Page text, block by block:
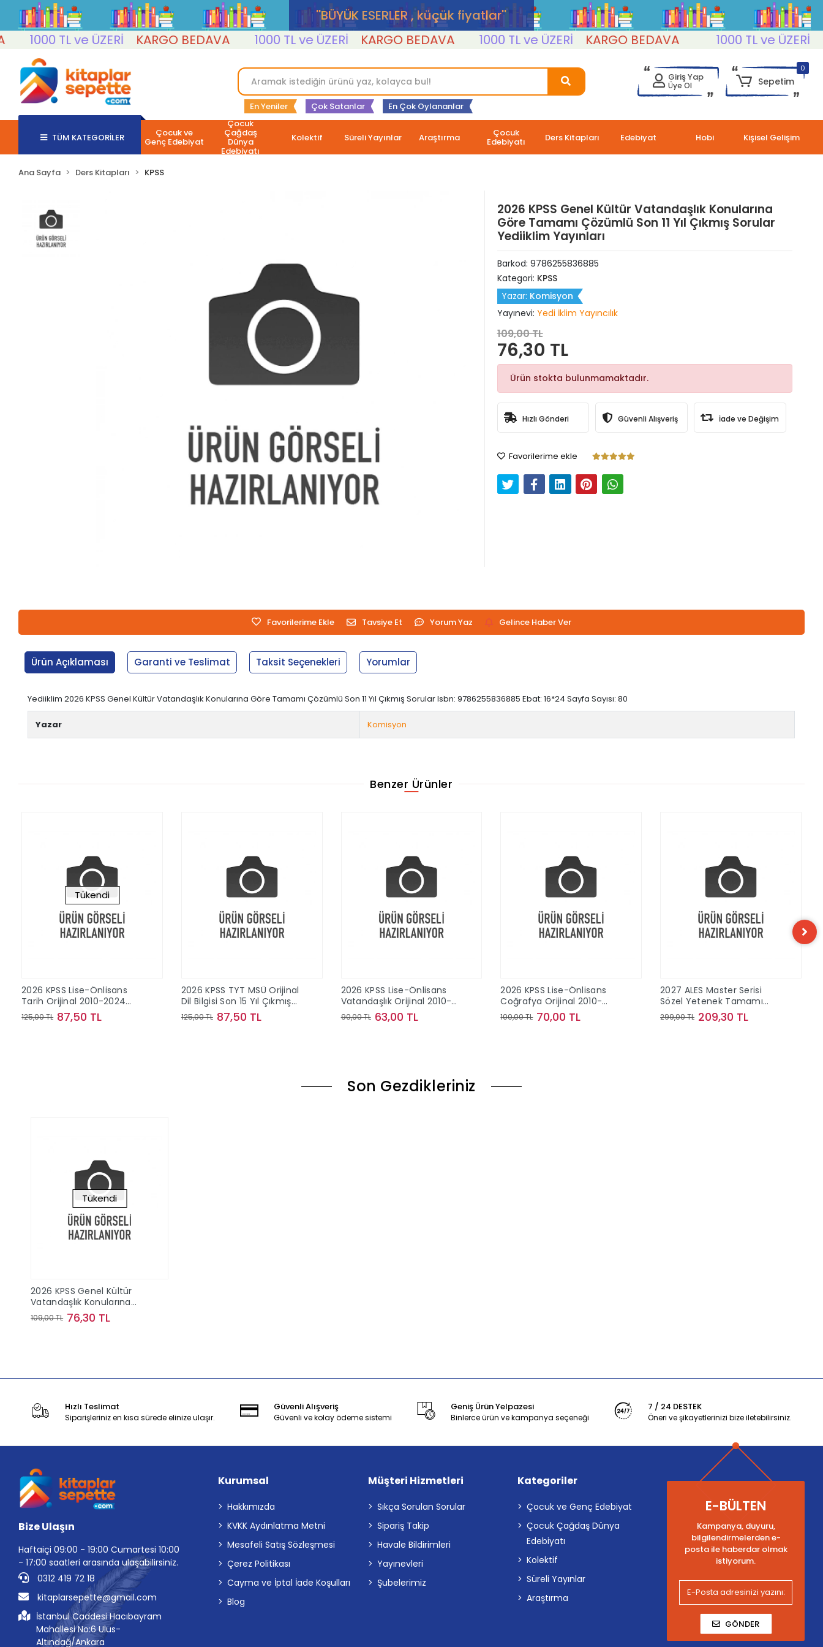
''BÜYÜK ESERLER , küçük fiyatlar''
1000 TL ve ÜZERİ
KARGO BEDAVA 1000 TL ve ÜZERİ KARGO BEDAVA 1000 TL ve ÜZERİ KARGO BEDAVA 1000 TL ve ÜZERİ
En Yeniler Çok Satanlar En Çok Oylananlar
Giriş Yap
Üye Ol
0
Sepetim
TÜM KATEGORİLER Çocuk ve
Genç Edebiyat
Çocuk
Çağdaş
Dünya
Edebiyatı
Kolektif Süreli Yayınlar Araştırma Çocuk
Edebiyatı Ders Kitapları Edebiyat Hobi Kişisel Gelişim
Ana Sayfa Ders Kitapları KPSS
2026 KPSS Genel Kültür Vatandaşlık Konularına
Göre Tamamı Çözümlü Son 11 Yıl Çıkmış Sorular
Yediiklim Yayınları
Barkod: 9786255836885
Kategori: KPSS
Yazar: Komisyon
Yayınevi: Yedi İklim Yayıncılık
109,00 TL
76,30 TL
Ürün stokta bulunmamaktadır.
Hızlı Gönderi Güvenli Alışveriş İade ve Değişim
Favorilerime ekle
Favorilerime Ekle Tavsiye Et Yorum Yaz Gelince Haber Ver
Ürün Açıklaması Garanti ve Teslimat Taksit Seçenekleri Yorumlar
Yediiklim 2026 KPSS Genel Kültür Vatandaşlık Konularına Göre Tamamı Çözümlü Son 11 Yıl Çıkmış Sorular Isbn: 9786255836885 Ebat: 16*24 Sayfa Sayısı: 80
Yazar Komisyon
Benzer Ürünler
Tükendi
2026 KPSS Lise-Önlisans
Tarih Orijinal 2010-2024
Konu Konu Çıkmış Sorular
125,00 TL 87,50 TL
2026 KPSS TYT MSÜ Orijinal
Dil Bilgisi Son 15 Yıl Çıkmış
Sorular
125,00 TL 87,50 TL
2026 KPSS Lise-Önlisans
Vatandaşlık Orijinal 2010-
2024 Konu Konu Çıkmış
Sorular
90,00 TL 63,00 TL
2026 KPSS Lise-Önlisans
Coğrafya Orijinal 2010-
2024 Konu Konu Çıkmış
Sorular
100,00 TL 70,00 TL
2027 ALES Master Serisi
Sözel Yetenek Tamamı
Çözümlü Son 10 Sınav
Çıkmış Sorular
299,00 TL 209,30 TL
Son Gezdikleriniz
Tükendi
2026 KPSS Genel Kültür
Vatandaşlık Konularına
Göre Tamamı Çözümlü
Son 11 Yıl Çıkmış Sorular
109,00 TL 76,30 TL
Hızlı Teslimat
Siparişleriniz en kısa sürede elinize ulaşır.
Güvenli Alışveriş
Güvenli ve kolay ödeme sistemi
Geniş Ürün Yelpazesi
Binlerce ürün ve kampanya seçeneği
7 / 24 DESTEK
Öneri ve şikayetlerinizi bize iletebilirsiniz.
Bize Ulaşın
Haftaiçi 09:00 - 19:00 Cumartesi 10:00
- 17:00 saatleri arasında ulaşabilirsiniz.
0312 419 72 18
kitaplarsepette@gmail.com
İstanbul Caddesi Hacıbayram
Mahallesi No:6 Ulus-
Altındağ/Ankara
Kurumsal
Hakkımızda
KVKK Aydınlatma Metni
Mesafeli Satış Sözleşmesi
Çerez Politikası
Cayma ve İptal İade Koşulları
Blog
Müşteri Hizmetleri
Sıkça Sorulan Sorular
Sipariş Takip
Havale Bildirimleri
Yayınevleri
Şubelerimiz
Kategoriler
Çocuk ve Genç Edebiyat
Çocuk Çağdaş Dünya
Edebiyatı
Kolektif
Süreli Yayınlar
Araştırma
E-BÜLTEN
Kampanya, duyuru,
bilgilendirmelerden e-
posta ile haberdar olmak
istiyorum.
GÖNDER